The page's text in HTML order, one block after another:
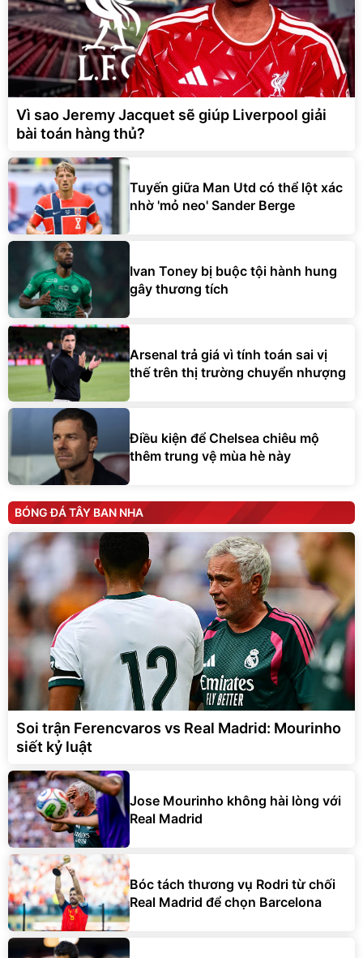
Vì sao Jeremy Jacquet sẽ giúp Liverpool giải
bài toán hàng thủ?
Tuyến giữa Man Utd có thể lột xác
nhờ 'mỏ neo' Sander Berge
Ivan Toney bị buộc tội hành hung
gây thương tích
Arsenal trả giá vì tính toán sai vị
thế trên thị trường chuyển nhượng
Điều kiện để Chelsea chiêu mộ
thêm trung vệ mùa hè này
BÓNG ĐÁ TÂY BAN NHA
Soi trận Ferencvaros vs Real Madrid: Mourinho
siết kỷ luật
Jose Mourinho không hài lòng với
Real Madrid
Bóc tách thương vụ Rodri từ chối
Real Madrid để chọn Barcelona